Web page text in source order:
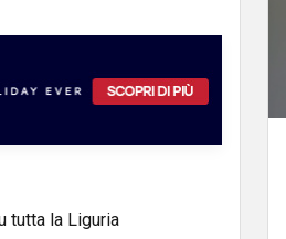
tutta la Liguria